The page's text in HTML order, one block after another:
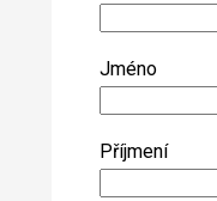
Jméno
Příjmení